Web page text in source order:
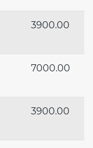
3900.00
7000.00
3900.00